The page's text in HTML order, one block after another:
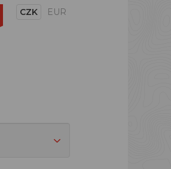
CZK EUR